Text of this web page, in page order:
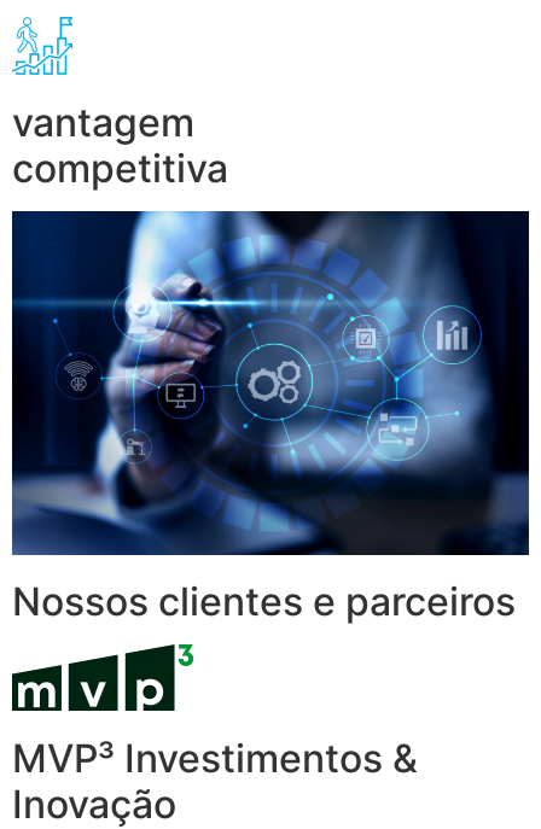
vantagem
competitiva
Nossos clientes e parceiros
MVP³ Investimentos &
Inovação